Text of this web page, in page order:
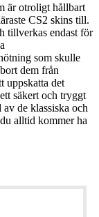
är otroligt hållbart
CS2 skins till.
tillverkas endast för
som skulle
dem från
uppskatta det
säkert och tryggt
de klassiska och
alltid kommer ha